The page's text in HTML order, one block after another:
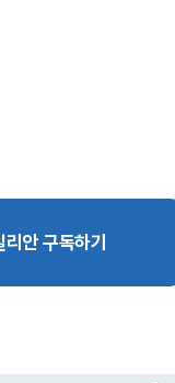
안 구독하기